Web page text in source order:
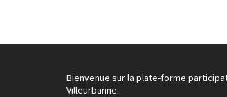
Bienvenue sur la plate-forme
Villeurbanne.